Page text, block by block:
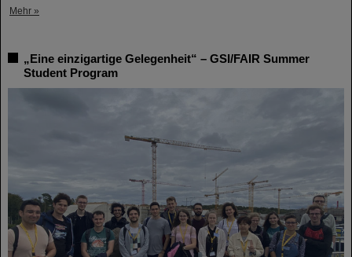
Mehr »
„Eine einzigartige Gelegenheit“ – GSI/FAIR Summer
Student Program